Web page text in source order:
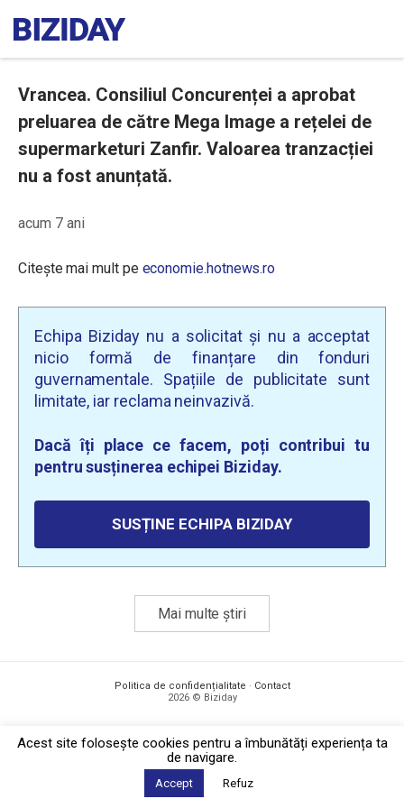
Vrancea. Consiliul Concurenței a aprobat
preluarea de către Mega Image a rețelei de
supermarketuri Zanfir. Valoarea tranzacției
nu a fost anunțată.
acum 7 ani
Citește mai mult pe economie.hotnews.ro
Echipa Biziday nu a solicitat și nu a acceptat
nicio formă de finanțare din fonduri
guvernamentale. Spațiile de publicitate sunt
limitate, iar reclama neinvazivă.
Dacă îți place ce facem, poți contribui tu
pentru susținerea echipei Biziday.
SUSȚINE ECHIPA BIZIDAY
Mai multe știri
Politica de confidențialitate · Contact
2026 © Biziday
Acest site foloseşte cookies pentru a îmbunătăți experiența ta
de navigare.
Accept Refuz